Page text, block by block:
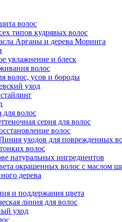
волос
типов кудрявых волос
Арганы и дерева Моринга
увлажнение и блеск
волос
волос, усов и бороды
уход
волос
серия для волос
волос
уходов для поврежденных
волос
натуральных ингредиентов
окрашенных волос с маслом
дерева
и поддержания цвета
линия для волос
уход